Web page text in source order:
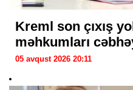
Kreml son çıxış
məhkumları
05 avqust 2026 20:11